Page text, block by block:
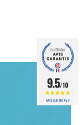
9.5/10
BASÉ SUR 348 AVIS